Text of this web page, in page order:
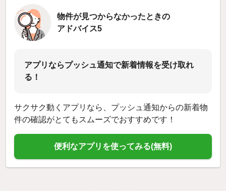
物件が見つからなかったときの
アドバイス5
アプリならプッシュ通知で新着情報を受け取れ
る！
サクサク動くアプリなら、プッシュ通知からの新着物
件の確認がとてもスムーズでおすすめです！
便利なアプリを使ってみる(無料)